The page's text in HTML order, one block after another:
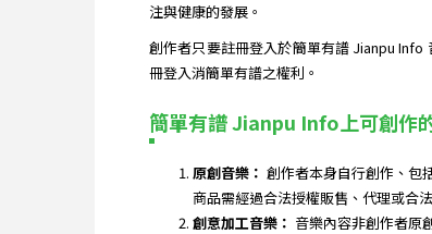
注與健康的發展。
創作者只要註冊登入於簡單有譜 Jianpu
冊登入消簡單有譜之權利。
簡單有譜 Jianpu Info上可創作
原創音樂： 創作者本身自行創作、包
商品需經過合法授權販售、代理或合
創意加工音樂： 音樂內容非創作者原